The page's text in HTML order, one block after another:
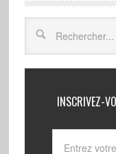
INSCRIVEZ-